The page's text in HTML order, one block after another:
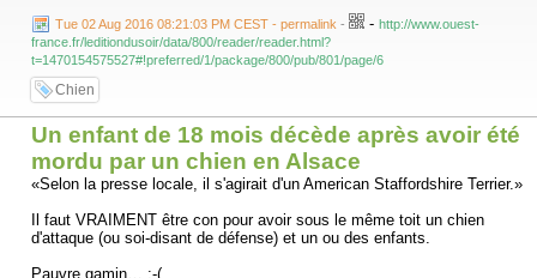
Tue 02 Aug 2016 08:21:03 PM CEST - permalink - - http://www.ouest-
france.fr/leditiondusoir/data/800/reader/reader.html?
t=1470154575527#!preferred/1/package/800/pub/801/page/6
Chien
Un enfant de 18 mois décède après avoir été
mordu par un chien en Alsace
«Selon la presse locale, il s'agirait d'un American Staffordshire Terrier.»
Il faut VRAIMENT être con pour avoir sous le même toit un chien
d'attaque (ou soi-disant de défense) et un ou des enfants.
Pauvre gamin… :-(